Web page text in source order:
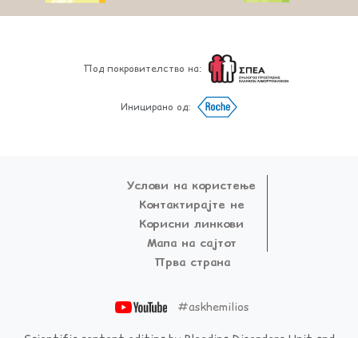
Под покровителство на:
Иницирано од:
Услови на користење
Контактирајте не
Корисни линкови
Мапа на сајтот
Прва страна
#askhemilios